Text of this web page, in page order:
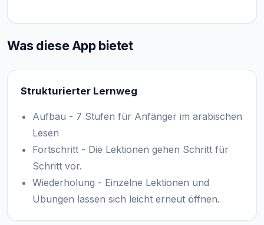
Was diese App bietet
Strukturierter Lernweg
Aufbau - 7 Stufen für Anfänger im arabischen
Lesen
Fortschritt - Die Lektionen gehen Schritt für
Schritt vor.
Wiederholung - Einzelne Lektionen und
Übungen lassen sich leicht erneut öffnen.